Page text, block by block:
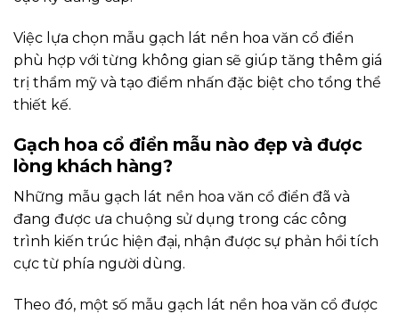
Việc lựa chọn mẫu gạch lát nền hoa văn cổ điển
phù hợp với từng không gian sẽ giúp tăng thêm giá
trị thẩm mỹ và tạo điểm nhấn đặc biệt cho tổng thể
thiết kế.
Gạch hoa cổ điển mẫu nào đẹp và được
lòng khách hàng?
Những mẫu gạch lát nền hoa văn cổ điển đã và
đang được ưa chuộng sử dụng trong các công
trình kiến trúc hiện đại, nhận được sự phản hồi tích
cực từ phía người dùng.
Theo đó, một số mẫu gạch lát nền hoa văn cổ được